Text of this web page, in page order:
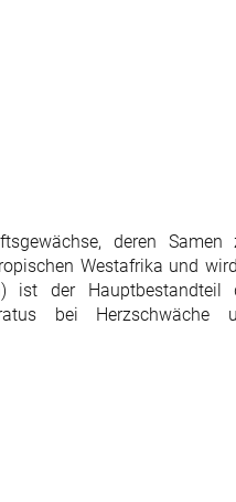
deren Samen
Westafrika und
ist der Hauptbestandteil
bei Herzschwäche